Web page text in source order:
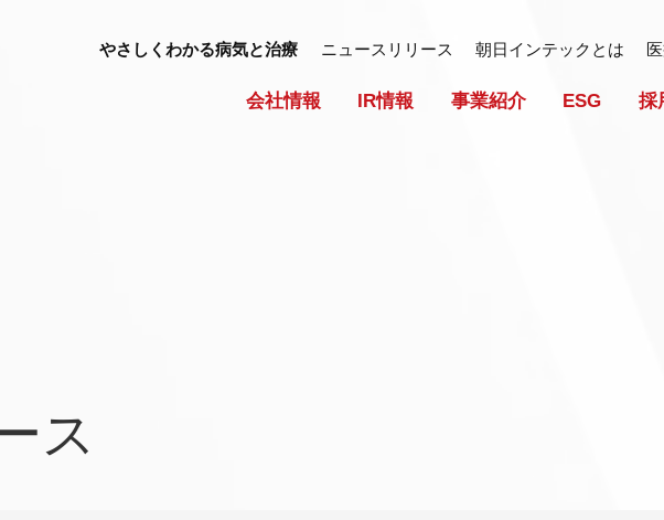
会社情報 IR情報 事業紹介 ESG 採
やさしくわかる病気と治療 ニュースリリース 朝日インテックとは
ス